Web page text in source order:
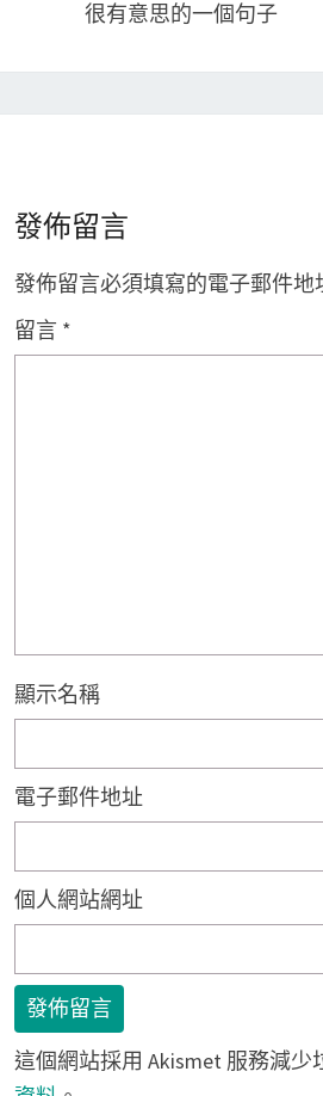
很有意思的一個句子
發佈留言
發佈留言必須填寫的電子郵件地
留言 *
顯示名稱
電子郵件地址
個人網站網址
這個網站採用 Akismet 服務減少